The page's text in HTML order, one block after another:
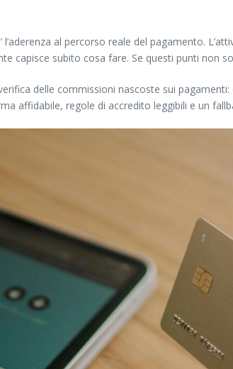
al percorso reale del pagamento.
capisce subito cosa fare. Se questi punti non
delle commissioni nascoste sui
affidabile, regole di accredito leggibili e un